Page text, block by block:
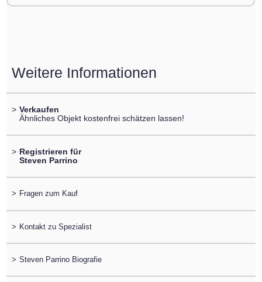
Weitere Informationen
> Verkaufen
Ähnliches Objekt kostenfrei schätzen lassen!
> Registrieren für
Steven Parrino
> Fragen zum Kauf
> Kontakt zu Spezialist
> Steven Parrino Biografie